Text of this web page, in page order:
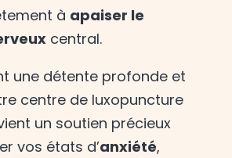
à apaiser le
central.
une détente profonde et
centre de luxopuncture
un soutien précieux
vos états d’anxiété,